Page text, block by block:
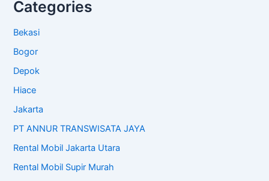
Categories
Bekasi
Bogor
Depok
Hiace
Jakarta
PT ANNUR TRANSWISATA JAYA
Rental Mobil Jakarta Utara
Rental Mobil Supir Murah